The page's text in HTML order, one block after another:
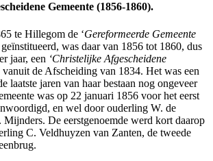
Gemeente (1856-1860).
te Hillegom de ‘Gereformeerde Gemeente
geïnstitueerd, was daar van 1856 tot 1860, dus
jaar, een ‘Christelijke Afgescheidene
vanuit de Afscheiding van 1834. Het was een
laatste jaren van haar bestaan nog ongeveer
was op 22 januari 1856 voor het eerst
en wel door ouderling W. de
Mijnders. De eerstgenoemde werd kort daarop
C. Veldhuyzen van Zanten, de tweede